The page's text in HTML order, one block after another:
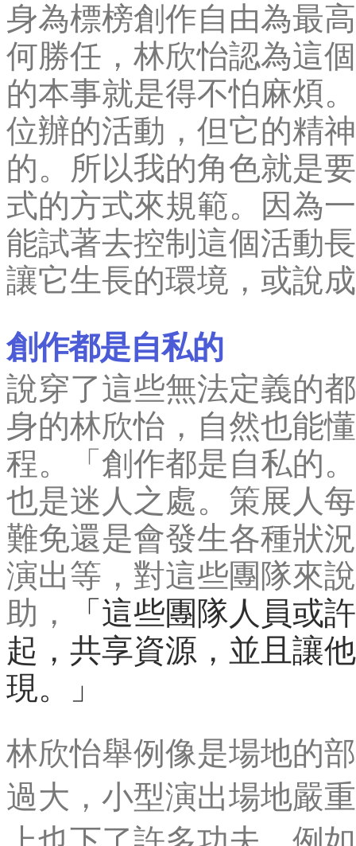
身為標榜創作自由為最
何勝任，林欣怡認為這
的本事就是得不怕麻煩
位辦的活動，但它的精
的。所以我的角色就是
式的方式來規範。因為
能試著去控制這個活動
讓它生長的環境，或說
創作都是自私的
說穿了這些無法定義的
身的林欣怡，自然也能
程。「創作都是自私的
也是迷人之處。策展人
難免還是會發生各種狀
演出等，對這些團隊來
助，
「這些團隊人員或
起，共享資源，並且讓
現。」
林欣怡舉例像是場地的
過大，小型演出場地嚴